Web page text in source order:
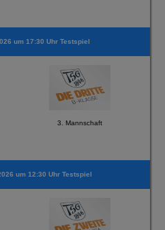
um 17:30 Uhr Testspiel
3. Mannschaft
um 12:30 Uhr Testspiel